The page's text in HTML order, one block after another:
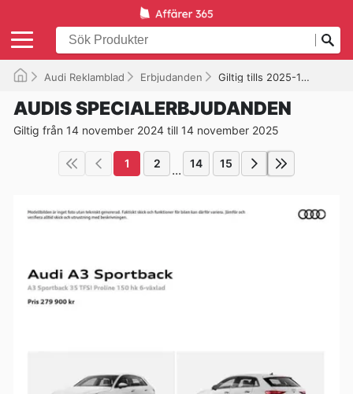
Audi Reklamblad Erbjudanden Giltig tills 2025-11-14
AUDIS SPECIALERBJUDANDEN
Giltig från 14 november 2024 till 14 november 2025
1 2 ... 14 15